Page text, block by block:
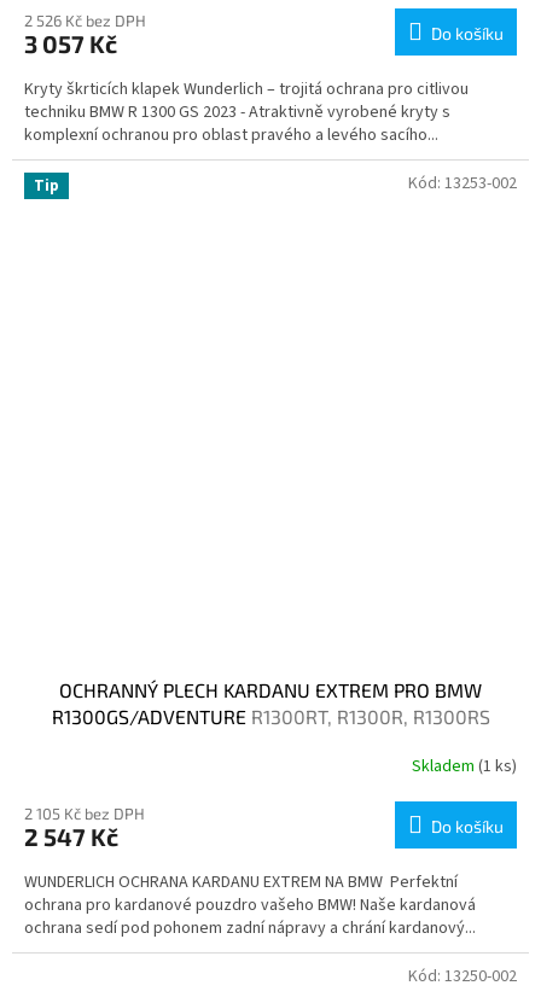
2 526 Kč bez DPH
3 057 Kč Do košíku
Kryty škrticích klapek Wunderlich – trojitá ochrana pro citlivou
techniku BMW R 1300 GS 2023 - Atraktivně vyrobené kryty s
komplexní ochranou pro oblast pravého a levého sacího...
Tip
OCHRANNÝ PLECH KARDANU EXTREM PRO BMW
R1300GS/ADVENTURE R1300RT, R1300R, R1300RS
Skladem (1 ks)
2 105 Kč bez DPH
2 547 Kč Do košíku
WUNDERLICH OCHRANA KARDANU EXTREM NA BMW Perfektní
ochrana pro kardanové pouzdro vašeho BMW! Naše kardanová
ochrana sedí pod pohonem zadní nápravy a chrání kardanový...
Kód: 13253-002
Kód: 13250-002